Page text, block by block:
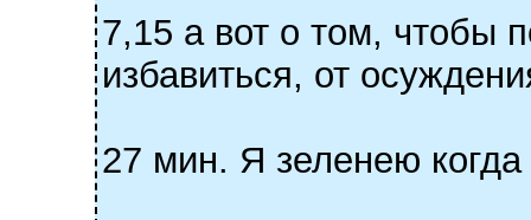
7,15 а вот о том, чтобы
избавиться, от
27 мин. Я зеленею